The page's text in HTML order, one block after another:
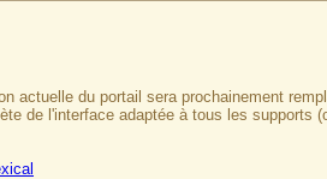
actuelle du portail sera prochainement
de l'interface adaptée à tous les supports